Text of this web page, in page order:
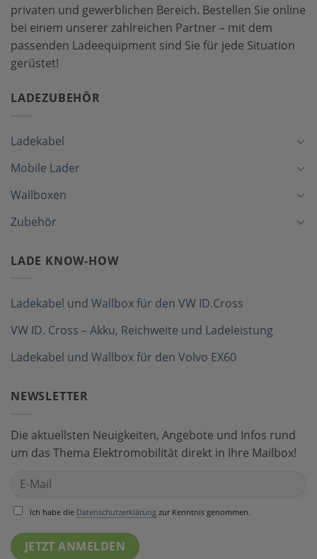
privaten und gewerblichen Bereich. Bestellen Sie online
bei einem unserer zahlreichen Partner – mit dem
passenden Ladeequipment sind Sie für jede Situation
gerüstet!
LADEZUBEHÖR
Ladekabel
Mobile Lader
Wallboxen
Zubehör
LADE KNOW-HOW
Ladekabel und Wallbox für den VW ID.Cross
VW ID. Cross – Akku, Reichweite und Ladeleistung
Ladekabel und Wallbox für den Volvo EX60
NEWSLETTER
Die aktuellsten Neuigkeiten, Angebote und Infos rund
um das Thema Elektromobilität direkt in Ihre Mailbox!
Ich habe die Datenschutzerklärungzur Kenntnis genommen.